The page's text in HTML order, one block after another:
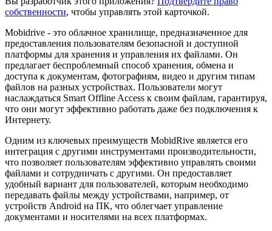
собственности, чтобы управлять этой карточкой.
Mobidrive - это облачное хранилище, предназначенное для
предоставления пользователям безопасной и доступной
платформы для хранения и управления их файлами. Он
предлагает беспроблемный способ хранения, обмена и
доступа к документам, фотографиям, видео и другим типам
файлов на разных устройствах. Пользователи могут
наслаждаться Smart Offline Access к своим файлам, гарантируя,
что они могут эффективно работать даже без подключения к
Интернету.
Одним из ключевых преимуществ MobidRive является его
интеграция с другими инструментами производительности,
что позволяет пользователям эффективно управлять своими
файлами и сотрудничать с другими. Он предоставляет
удобный вариант для пользователей, которым необходимо
передавать файлы между устройствами, например, от
устройств Android на ПК, что облегчает управление
документами и носителями на всех платформах.